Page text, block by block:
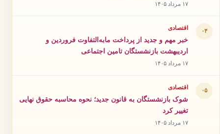
۱۷ مرداد ۱۴۰۵
۰۴ اقتصادی
خبر مهم و جدید از پرداخت مابه‌التفاوت فروردین و
اردیبهشت بازنشستگان تامین اجتماعی
۱۷ مرداد ۱۴۰۵
۰۵ اقتصادی
شوک بازنشستگان به قانون جدید؛ نحوه محاسبه حقوق نهایی
تغییر کرد
۱۷ مرداد ۱۴۰۵